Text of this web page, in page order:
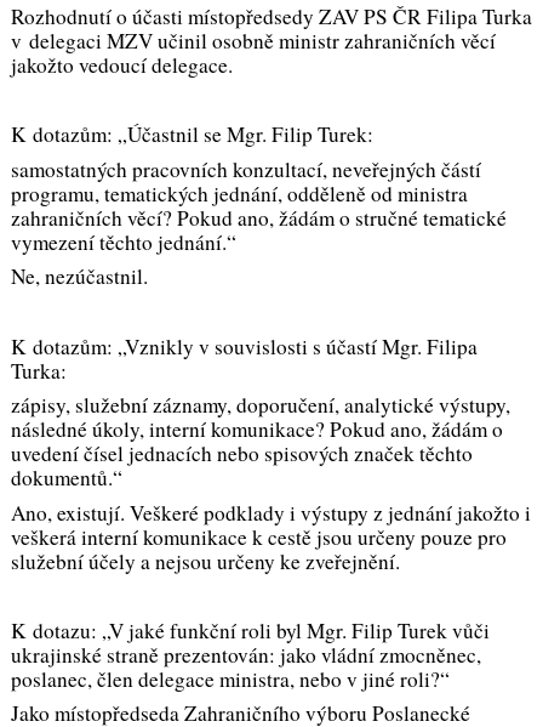
Rozhodnutí o účasti místopředsedy ZAV PS ČR Filipa Turka
v delegaci MZV učinil osobně ministr zahraničních věcí
jakožto vedoucí delegace.
K dotazům: „Účastnil se Mgr. Filip Turek:
samostatných pracovních konzultací, neveřejných částí
programu, tematických jednání, odděleně od ministra
zahraničních věcí? Pokud ano, žádám o stručné tematické
vymezení těchto jednání.“
Ne, nezúčastnil.
K dotazům: „Vznikly v souvislosti s účastí Mgr. Filipa
Turka:
zápisy, služební záznamy, doporučení, analytické výstupy,
následné úkoly, interní komunikace? Pokud ano, žádám o
uvedení čísel jednacích nebo spisových značek těchto
dokumentů.“
Ano, existují. Veškeré podklady i výstupy z jednání jakožto i
veškerá interní komunikace k cestě jsou určeny pouze pro
služební účely a nejsou určeny ke zveřejnění.
K dotazu: „V jaké funkční roli byl Mgr. Filip Turek vůči
ukrajinské straně prezentován: jako vládní zmocněnec,
poslanec, člen delegace ministra, nebo v jiné roli?“
Jako místopředseda Zahraničního výboru Poslanecké